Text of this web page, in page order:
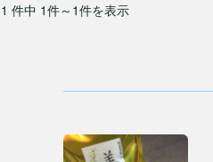
1 件中 1件～1件を表示